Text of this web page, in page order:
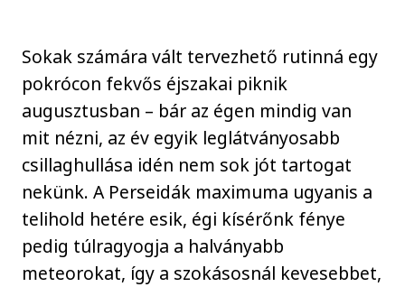
Sokak számára vált tervezhető rutinná egy
pokrócon fekvős éjszakai piknik
augusztusban – bár az égen mindig van
mit nézni, az év egyik leglátványosabb
csillaghullása idén nem sok jót tartogat
nekünk. A Perseidák maximuma ugyanis a
telihold hetére esik, égi kísérőnk fénye
pedig túlragyogja a halványabb
meteorokat, így a szokásosnál kevesebbet,